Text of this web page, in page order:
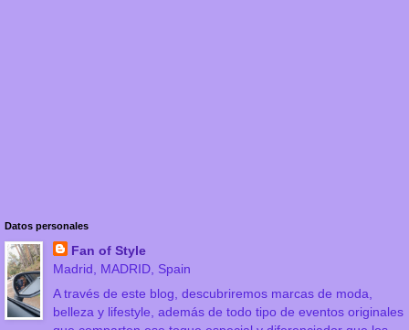
Datos personales
Fan of Style
Madrid, MADRID, Spain
A través de este blog, descubriremos marcas de moda,
belleza y lifestyle, además de todo tipo de eventos originales